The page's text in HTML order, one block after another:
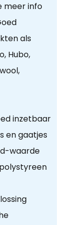
meer info
als
Hubo,
inzetbaar
en gaatjes
waarde